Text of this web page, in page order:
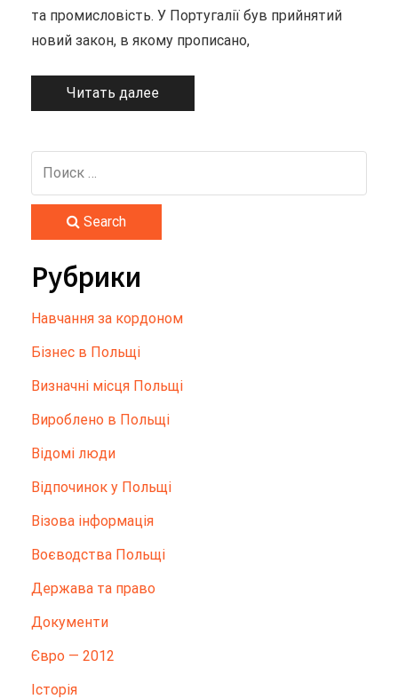
та промисловість. У Португалії був прийнятий
новий закон, в якому прописано,
Читать далее
Search
Рубрики
Hавчання за кордоном
Бізнес в Польщі
Визначні місця Польщі
Вироблено в Польщі
Відомі люди
Відпочинок у Польщі
Візова інформація
Воєводства Польщі
Держава та право
Документи
Євро — 2012
Історія